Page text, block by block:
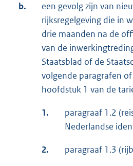
b.
een gevolg zijn van
rijksregelgeving die in
drie maanden na de
van de
Staatsblad of de
volgende paragrafen
hoofdstuk 1 van de
1.
paragraaf 1.2
Nederlandse
2. paragraaf 1.3